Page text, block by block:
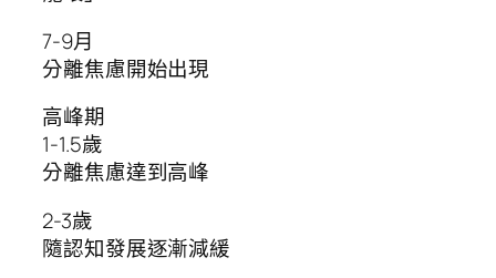
7-9月
分離焦慮開始出現
高峰期
1-1.5歲
分離焦慮達到高峰
2-3歲
隨認知發展逐漸減緩